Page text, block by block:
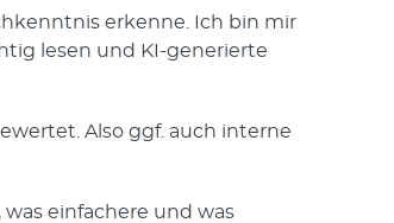
erkenne. Ich bin mir
lesen und KI-generierte
Also ggf. auch interne
einfachere und was